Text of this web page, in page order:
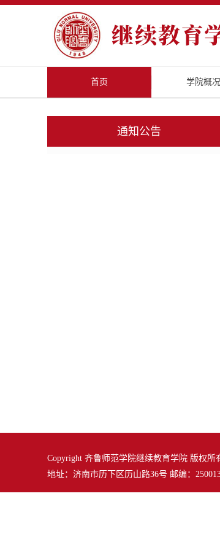
首页 学院概况
通知公告
Copyright 齐鲁师范学院继续教育学院 版权所
地址：济南市历下区历山路36号 邮编：